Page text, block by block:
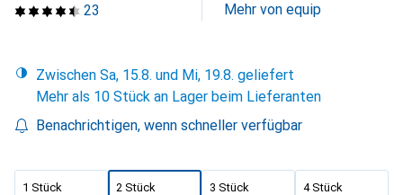
23 Mehr von equip
Zwischen Sa, 15.8. und Mi, 19.8. geliefert
Mehr als 10 Stück an Lager beim Lieferanten
Benachrichtigen, wenn schneller verfügbar
1 Stück
2 Stück
3 Stück
4 Stück